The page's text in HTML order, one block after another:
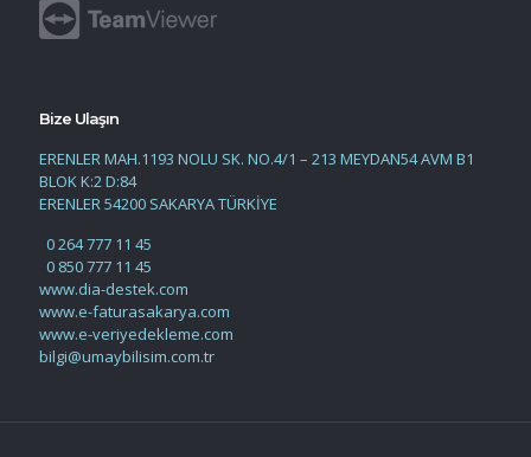
Bize Ulaşın
ERENLER MAH.1193 NOLU SK. NO.4/1 – 213 MEYDAN54 AVM B1
BLOK K:2 D:84
ERENLER 54200 SAKARYA TÜRKİYE
0 264 777 11 45
0 850 777 11 45
www.dia-destek.com
www.e-faturasakarya.com
www.e-veriyedekleme.com
bilgi@umaybilisim.com.tr